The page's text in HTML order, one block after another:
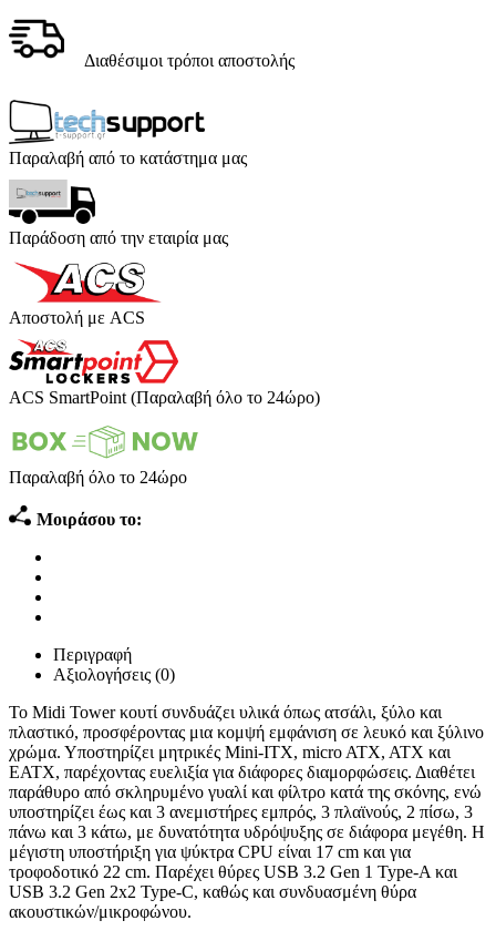
Διαθέσιμοι τρόποι αποστολής
Παραλαβή από το κατάστημα μας
Παράδοση από την εταιρία μας
Αποστολή με ACS
ACS SmartPoint (Παραλαβή όλο το 24ώρο)
Παραλαβή όλο το 24ώρο
Μοιράσου το:
Περιγραφή
Αξιολογήσεις (0)
Το Midi Tower κουτί συνδυάζει υλικά όπως ατσάλι, ξύλο και
πλαστικό, προσφέροντας μια κομψή εμφάνιση σε λευκό και ξύλινο
χρώμα. Υποστηρίζει μητρικές Mini-ITX, micro ATX, ATX και
EATX, παρέχοντας ευελιξία για διάφορες διαμορφώσεις. Διαθέτει
παράθυρο από σκληρυμένο γυαλί και φίλτρο κατά της σκόνης, ενώ
υποστηρίζει έως και 3 ανεμιστήρες εμπρός, 3 πλαϊνούς, 2 πίσω, 3
πάνω και 3 κάτω, με δυνατότητα υδρόψυξης σε διάφορα μεγέθη. Η
μέγιστη υποστήριξη για ψύκτρα CPU είναι 17 cm και για
τροφοδοτικό 22 cm. Παρέχει θύρες USB 3.2 Gen 1 Type-A και
USB 3.2 Gen 2x2 Type-C, καθώς και συνδυασμένη θύρα
ακουστικών/μικροφώνου.